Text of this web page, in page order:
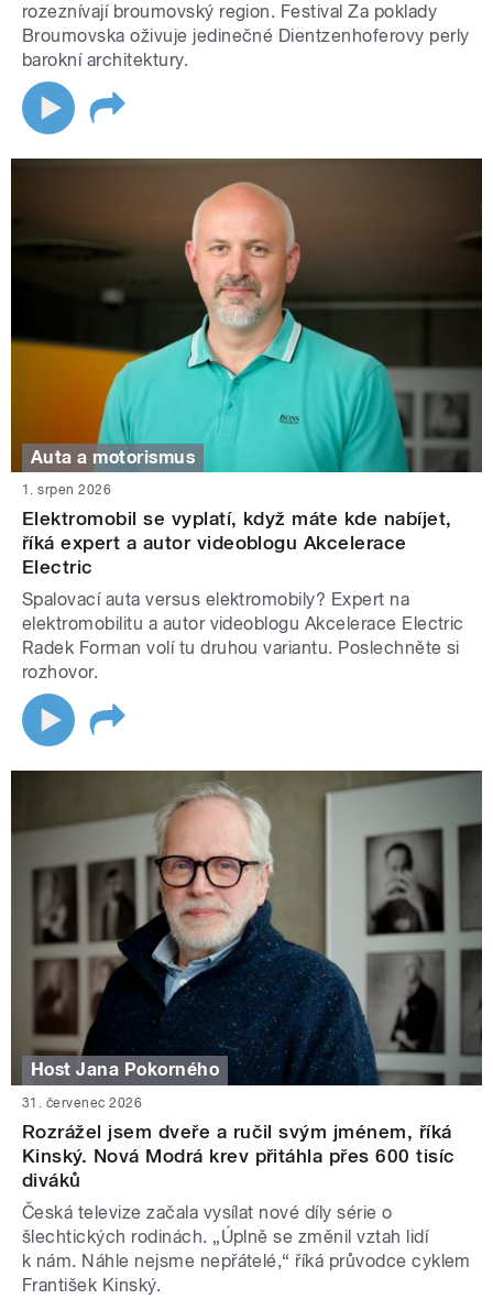
rozeznívají broumovský region. Festival Za poklady
Broumovska oživuje jedinečné Dientzenhoferovy perly
barokní architektury.
Auta a motorismus
1. srpen 2026
Elektromobil se vyplatí, když máte kde nabíjet,
říká expert a autor videoblogu Akcelerace
Electric
Spalovací auta versus elektromobily? Expert na
elektromobilitu a autor videoblogu Akcelerace Electric
Radek Forman volí tu druhou variantu. Poslechněte si
rozhovor.
Host Jana Pokorného
31. červenec 2026
Rozrážel jsem dveře a ručil svým jménem, říká
Kinský. Nová Modrá krev přitáhla přes 600 tisíc
diváků
Česká televize začala vysílat nové díly série o
šlechtických rodinách. „Úplně se změnil vztah lidí
k nám. Náhle nejsme nepřátelé,“ říká průvodce cyklem
František Kinský.